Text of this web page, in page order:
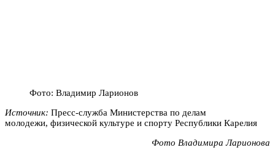
Фото: Владимир Ларионов
Источник: Пресс-служба Министерства по делам
молодежи, физической культуре и спорту Республики Карелия
Фото Владимира Ларионова